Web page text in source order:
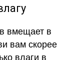
вмещает в
вам скорее
влаги в